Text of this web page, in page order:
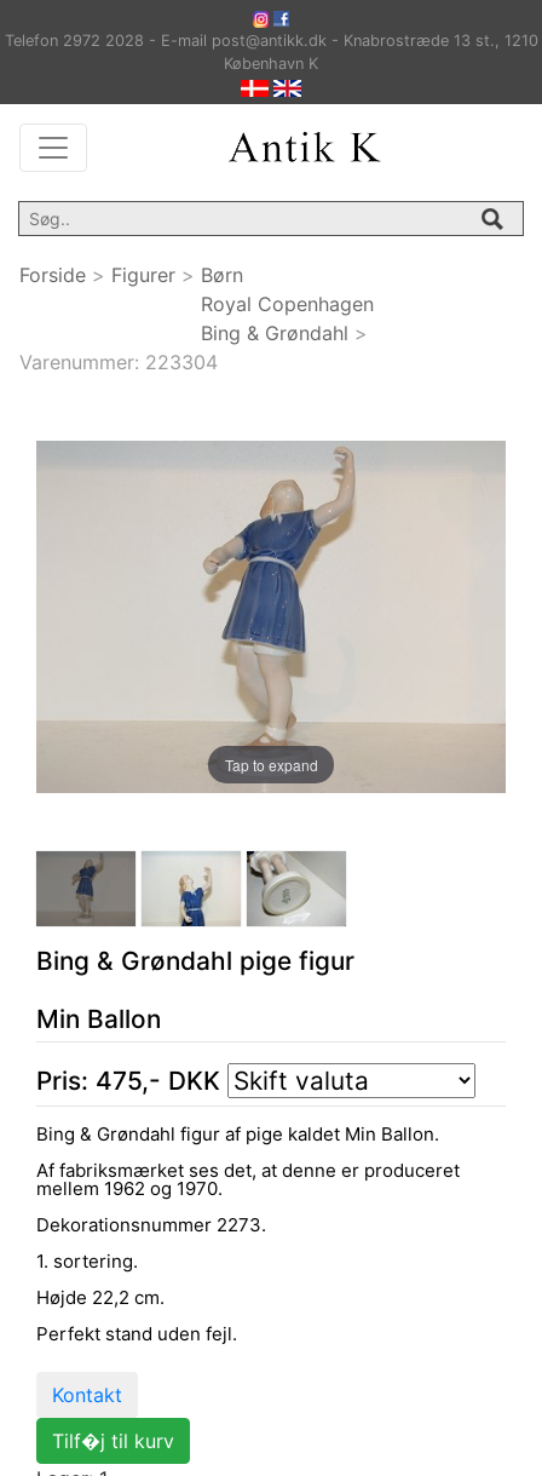
Telefon 2972 2028 - E-mail post@antikk.dk - Knabrostræde 13 st., 1210
København K
Forside > Figurer > Børn
Royal Copenhagen
Bing & Grøndahl >
Varenummer: 223304
Tap to expand
Bing & Grøndahl pige figur
Min Ballon
Pris: 475,- DKK
Bing & Grøndahl figur af pige kaldet Min Ballon.
Af fabriksmærket ses det, at denne er produceret
mellem 1962 og 1970.
Dekorationsnummer 2273.
1. sortering.
Højde 22,2 cm.
Perfekt stand uden fejl.
Kontakt
Tilf�j til kurv